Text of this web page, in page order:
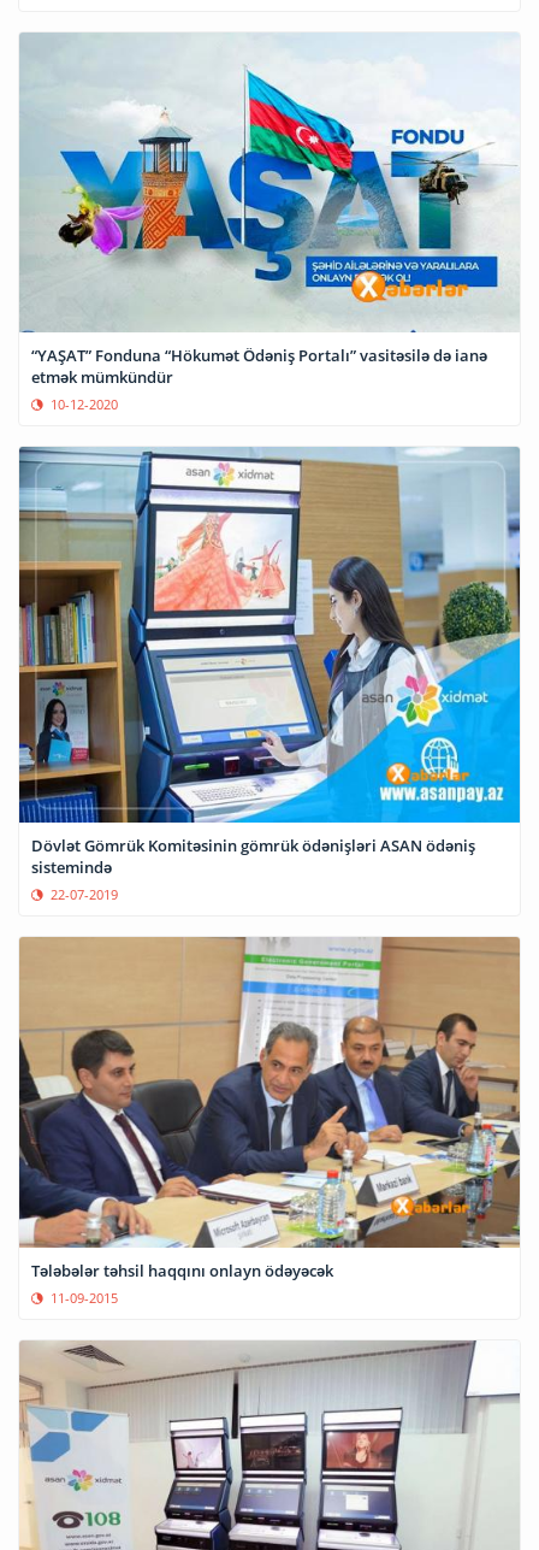
“YAŞAT” Fonduna “Hökumət Ödəniş Portalı” vasitəsilə də ianə
etmək mümkündür
10-12-2020
Dövlət Gömrük Komitəsinin gömrük ödənişləri ASAN ödəniş
sistemində
22-07-2019
Tələbələr təhsil haqqını onlayn ödəyəcək
11-09-2015